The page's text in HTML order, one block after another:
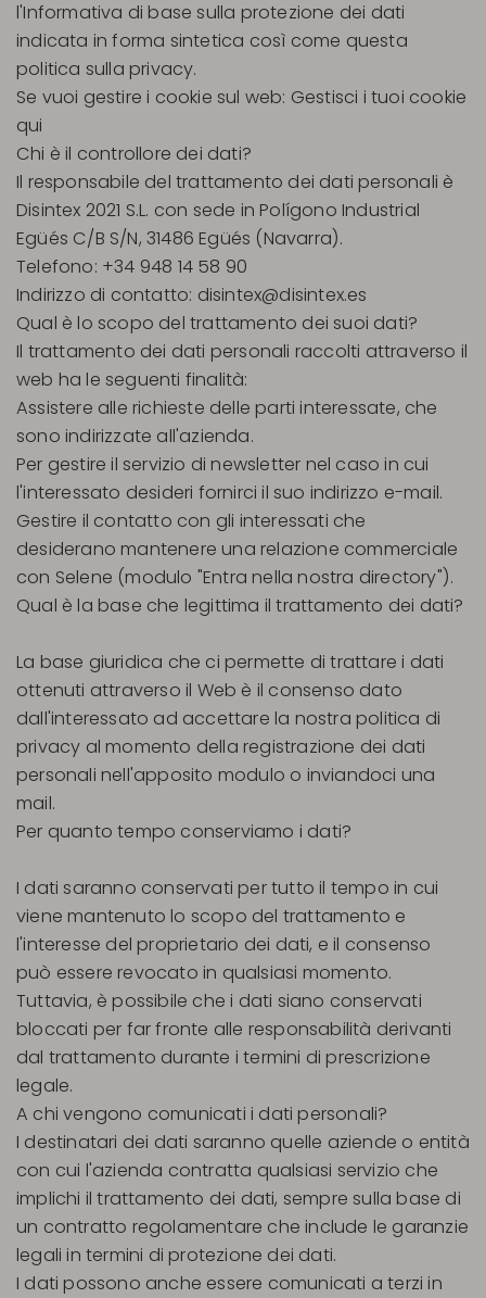
l'Informativa di base sulla protezione dei dati
indicata in forma sintetica così come questa
politica sulla privacy.
Se vuoi gestire i cookie sul web: Gestisci i tuoi cookie
qui
Chi è il controllore dei dati?
Il responsabile del trattamento dei dati personali è
Disintex 2021 S.L. con sede in Polígono Industrial
Egüés C/B S/N, 31486 Egüés (Navarra).
Telefono: +34 948 14 58 90
Indirizzo di contatto: disintex@disintex.es
Qual è lo scopo del trattamento dei suoi dati?
Il trattamento dei dati personali raccolti attraverso il
web ha le seguenti finalità:
Assistere alle richieste delle parti interessate, che
sono indirizzate all'azienda.
Per gestire il servizio di newsletter nel caso in cui
l'interessato desideri fornirci il suo indirizzo e-mail.
Gestire il contatto con gli interessati che
desiderano mantenere una relazione commerciale
con Selene (modulo "Entra nella nostra directory").
Qual è la base che legittima il trattamento dei dati?
La base giuridica che ci permette di trattare i dati
ottenuti attraverso il Web è il consenso dato
dall'interessato ad accettare la nostra politica di
privacy al momento della registrazione dei dati
personali nell'apposito modulo o inviandoci una
mail.
Per quanto tempo conserviamo i dati?
I dati saranno conservati per tutto il tempo in cui
viene mantenuto lo scopo del trattamento e
l'interesse del proprietario dei dati, e il consenso
può essere revocato in qualsiasi momento.
Tuttavia, è possibile che i dati siano conservati
bloccati per far fronte alle responsabilità derivanti
dal trattamento durante i termini di prescrizione
legale.
A chi vengono comunicati i dati personali?
I destinatari dei dati saranno quelle aziende o entità
con cui l'azienda contratta qualsiasi servizio che
implichi il trattamento dei dati, sempre sulla base di
un contratto regolamentare che include le garanzie
legali in termini di protezione dei dati.
I dati possono anche essere comunicati a terzi in